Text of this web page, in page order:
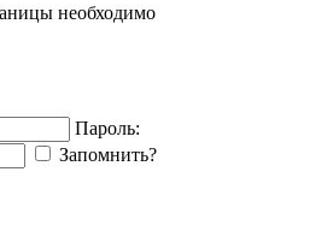
необходимо
Пароль:
Запомнить?